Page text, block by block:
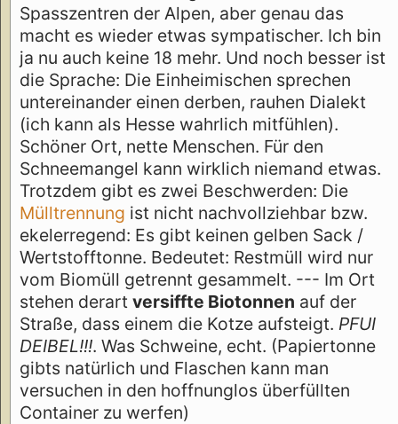
Spasszentren der Alpen, aber genau das
macht es wieder etwas sympatischer. Ich bin
ja nu auch keine 18 mehr. Und noch besser ist
die Sprache: Die Einheimischen sprechen
untereinander einen derben, rauhen Dialekt
(ich kann als Hesse wahrlich mitfühlen).
Schöner Ort, nette Menschen. Für den
Schneemangel kann wirklich niemand etwas.
Trotzdem gibt es zwei Beschwerden: Die
Mülltrennung ist nicht nachvollziehbar bzw.
ekelerregend: Es gibt keinen gelben Sack /
Wertstofftonne. Bedeutet: Restmüll wird nur
vom Biomüll getrennt gesammelt. --- Im Ort
stehen derart versiffte Biotonnen auf der
Straße, dass einem die Kotze aufsteigt. PFUI
DEIBEL!!!. Was Schweine, echt. (Papiertonne
gibts natürlich und Flaschen kann man
versuchen in den hoffnunglos überfüllten
Container zu werfen)